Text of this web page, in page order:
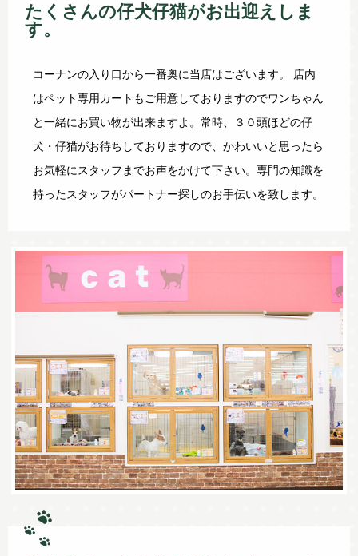
たくさんの仔犬仔猫がお出迎えしま
す。
コーナンの入り口から一番奥に当店はございます。 店内
はペット専用カートもご用意しておりますのでワンちゃん
と一緒にお買い物が出来ますよ。常時、３０頭ほどの仔
犬・仔猫がお待ちしておりますので、かわいいと思ったら
お気軽にスタッフまでお声をかけて下さい。専門の知識を
持ったスタッフがパートナー探しのお手伝いを致します。